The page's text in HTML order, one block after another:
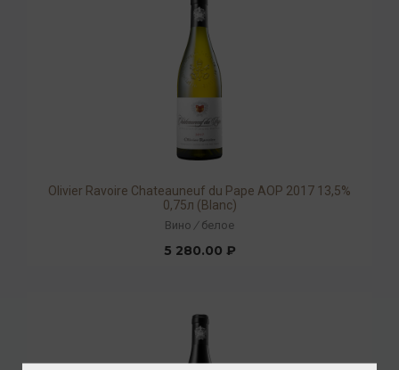
Olivier Ravoire Chateauneuf du Pape AOP 2017 13,5%
0,75л (Blanc)
Вино / белое
5 280.00 ₽